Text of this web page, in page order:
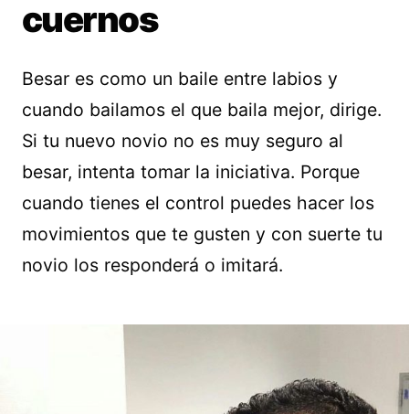
cuernos
Besar es como un baile entre labios y
cuando bailamos el que baila mejor, dirige.
Si tu nuevo novio no es muy seguro al
besar, intenta tomar la iniciativa. Porque
cuando tienes el control puedes hacer los
movimientos que te gusten y con suerte tu
novio los responderá o imitará.